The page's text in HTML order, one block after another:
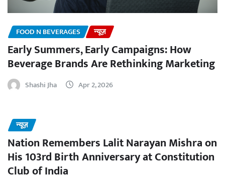
FOOD N BEVERAGES न्यूज़
Early Summers, Early Campaigns: How
Beverage Brands Are Rethinking Marketing
Shashi Jha Apr 2, 2026
न्यूज़
Nation Remembers Lalit Narayan Mishra on
His 103rd Birth Anniversary at Constitution
Club of India